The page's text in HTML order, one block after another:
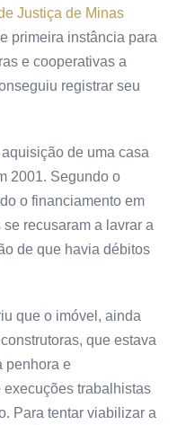
Justiça de Minas
primeira instância para
e cooperativas a
registrar seu
de uma casa
2001. Segundo o
o financiamento em
recusaram a lavrar a
de que havia débitos
que o imóvel, ainda
que estava
penhora e
trabalhistas
Para tentar viabilizar a